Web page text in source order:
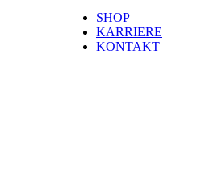
SHOP
KARRIERE
KONTAKT